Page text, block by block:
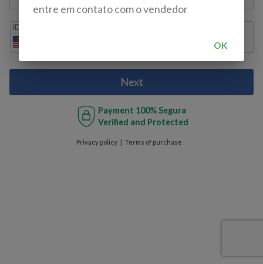
IDD
Next
Payment 100% Segura
Verified and Protected
Privacy policy Terms of purchase
entre em contato com o vendedor
OK